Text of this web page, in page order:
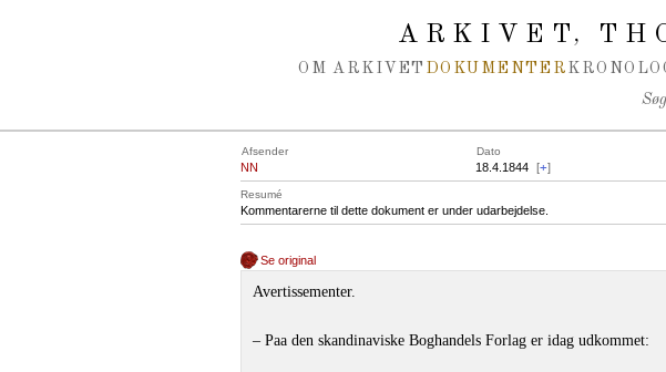
ARKIVET,
OM ARKIVET DOKUMENTER
Søg
Afsender Dato
NN 18.4.1844 [+]
Resumé
Kommentarerne til dette dokument er under udarbejdelse.
Se original
Avertissementer.
‒ Paa den skandinaviske Boghandels Forlag er idag udkommet: